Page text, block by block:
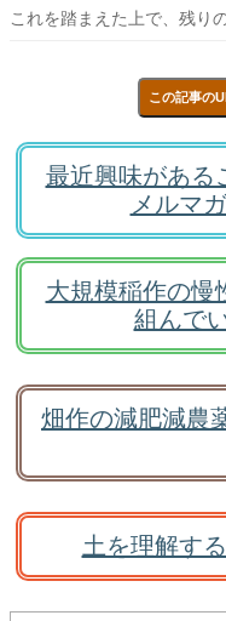
これを踏まえた上で、残り
この記事の
最近興味がある
メルマ
大規模稲作の慢
組んで
畑作の減肥減農
土を理解す